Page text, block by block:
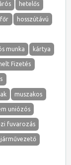
hetelős
hosszútávú
munka kártya
Fizetés
muszakos
uniózós
fuvarozás